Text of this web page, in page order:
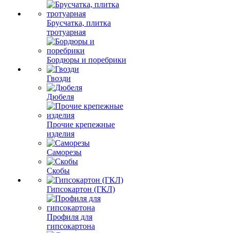
Брусчатка, плитка
тротуарная
Бордюры и поребрики
Гвозди
Дюбеля
Прочие крепежные
изделия
Саморезы
Скобы
Гипсокартон (ГКЛ)
Профиля для
гипсокартона